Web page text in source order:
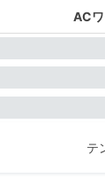
AC
テ